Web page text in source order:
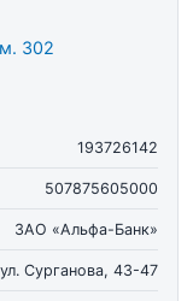
302
193726142
507875605000
ЗАО «Альфа-Банк»
Сурганова, 43-47